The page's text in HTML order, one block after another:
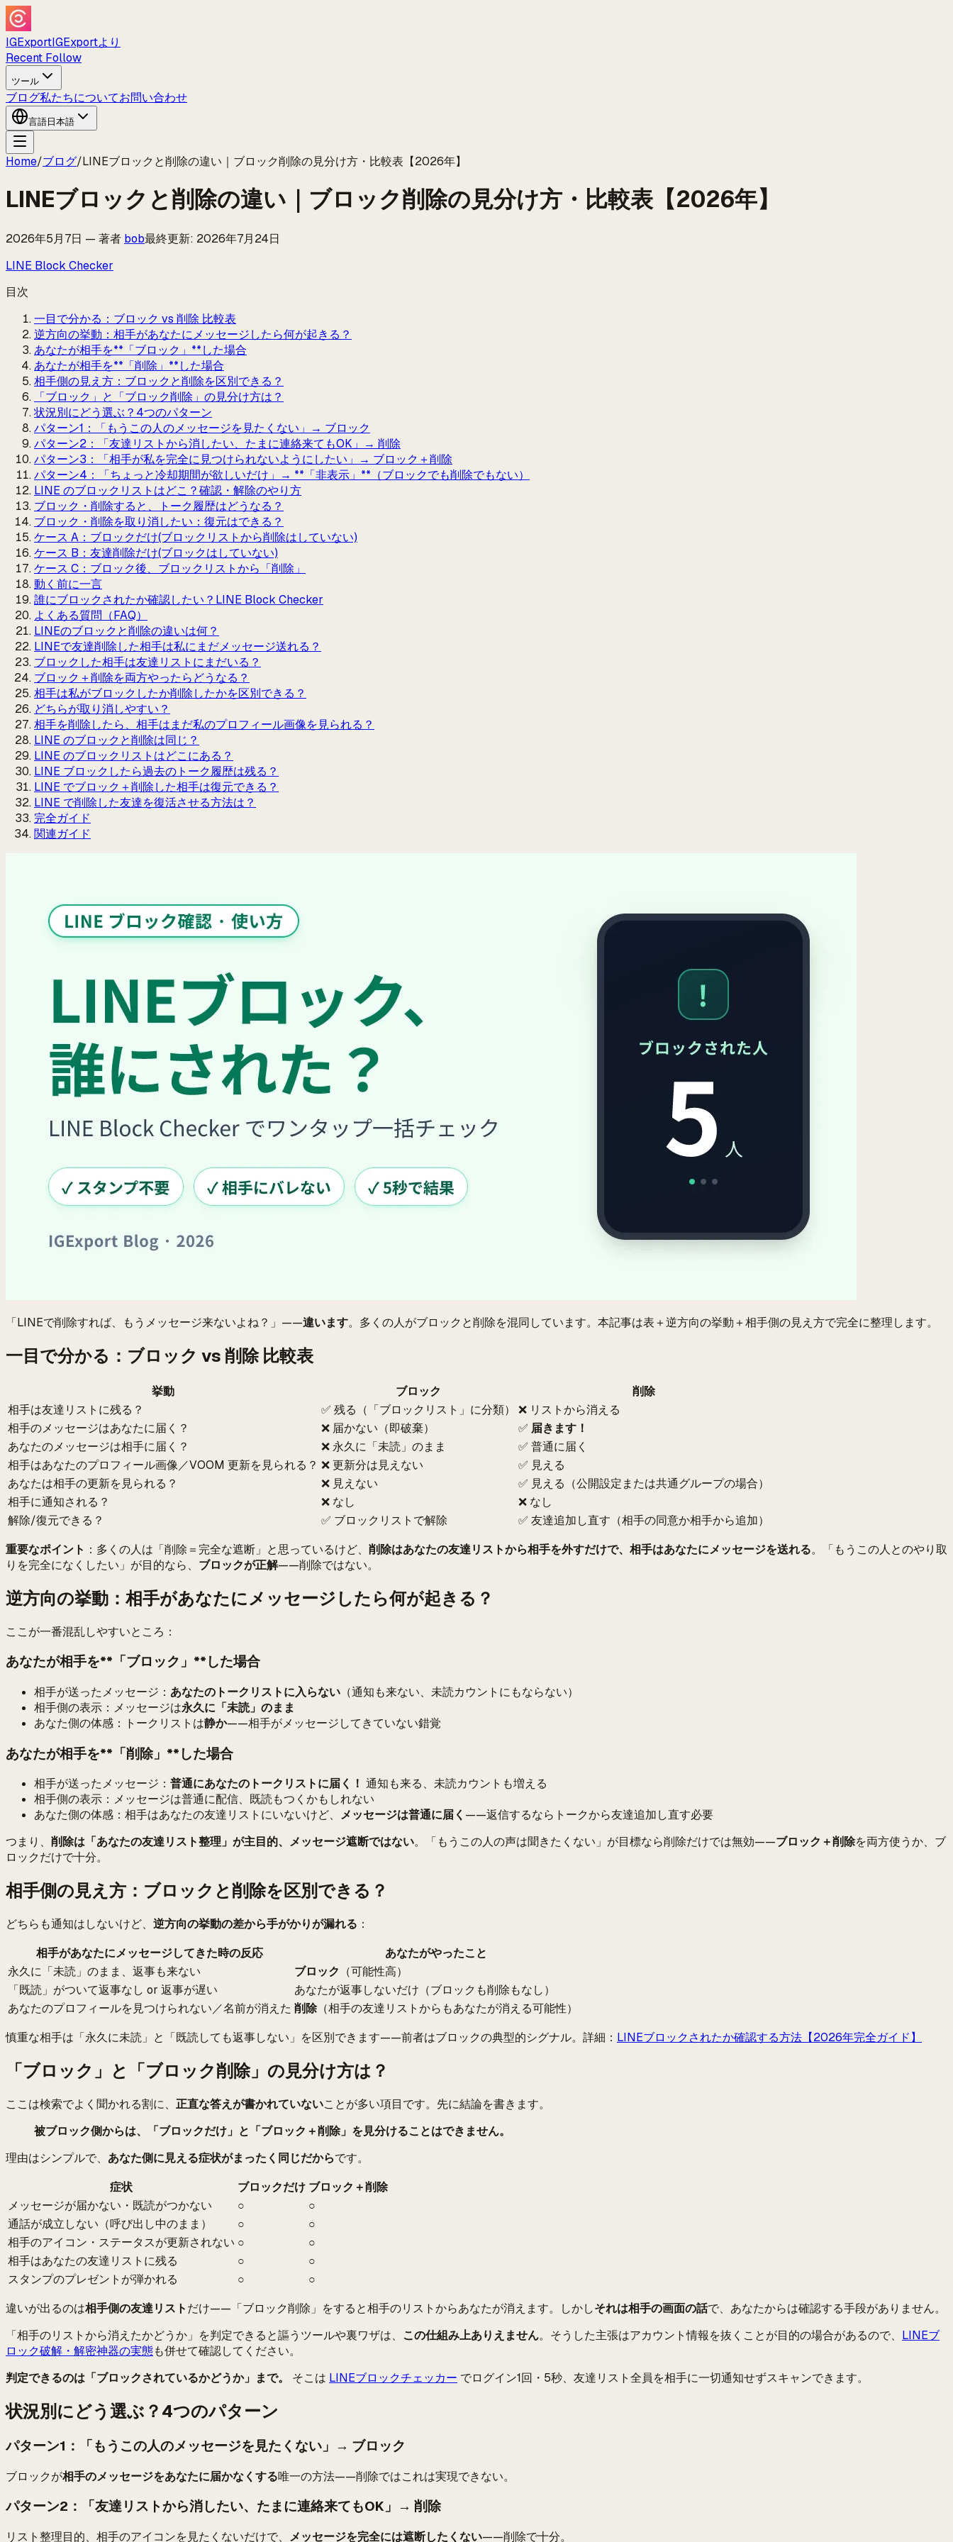
IGExportIGExportより
Recent Follow
ツール
ブログ私たちについてお問い合わせ
言語 日本語
Home/ブログ/LINEブロックと削除の違い｜ブロック削除の見分け方・比較表【2026年】
LINEブロックと削除の違い｜ブロック削除の見分け方・比較表【2026年】
2026年5月7日 — 著者 bob最終更新: 2026年7月24日
LINE Block Checker
目次
一目で分かる：ブロック vs 削除 比較表
逆方向の挙動：相手があなたにメッセージしたら何が起きる？
あなたが相手を**「ブロック」**した場合
あなたが相手を**「削除」**した場合
相手側の見え方：ブロックと削除を区別できる？
「ブロック」と「ブロック削除」の見分け方は？
状況別にどう選ぶ？4つのパターン
パターン1：「もうこの人のメッセージを見たくない」→ ブロック
パターン2：「友達リストから消したい、たまに連絡来てもOK」→ 削除
パターン3：「相手が私を完全に見つけられないようにしたい」→ ブロック＋削除
パターン4：「ちょっと冷却期間が欲しいだけ」→ **「非表示」**（ブロックでも削除でもない）
LINE のブロックリストはどこ？確認・解除のやり方
ブロック・削除すると、トーク履歴はどうなる？
ブロック・削除を取り消したい：復元はできる？
ケース A：ブロックだけ(ブロックリストから削除はしていない)
ケース B：友達削除だけ(ブロックはしていない)
ケース C：ブロック後、ブロックリストから「削除」
動く前に一言
誰にブロックされたか確認したい？LINE Block Checker
よくある質問（FAQ）
LINEのブロックと削除の違いは何？
LINEで友達削除した相手は私にまだメッセージ送れる？
ブロックした相手は友達リストにまだいる？
ブロック＋削除を両方やったらどうなる？
相手は私がブロックしたか削除したかを区別できる？
どちらが取り消しやすい？
相手を削除したら、相手はまだ私のプロフィール画像を見られる？
LINE のブロックと削除は同じ？
LINE のブロックリストはどこにある？
LINE ブロックしたら過去のトーク履歴は残る？
LINE でブロック＋削除した相手は復元できる？
LINE で削除した友達を復活させる方法は？
完全ガイド
関連ガイド
「LINEで削除すれば、もうメッセージ来ないよね？」——違います。多くの人がブロックと削除を混同しています。本記事は表＋逆方向の挙動＋相手側の見え方で完全に整理します。
一目で分かる：ブロック vs 削除 比較表
挙動 ブロック
削除
相手は友達リストに残る？
✅ 残る（「ブロックリスト」に分類）
❌ リストから消える
相手のメッセージはあなたに届く？
❌ 届かない（即破棄） ✅ 届きます！
あなたのメッセージは相手に届く？
❌ 永久に「未読」のまま
✅ 普通に届く
相手はあなたのプロフィール画像／VOOM 更新を見られる？ ❌ 更新分は見えない
✅ 見える
あなたは相手の更新を見られる？
❌ 見えない
✅ 見える（公開設定または共通グループの場合）
相手に通知される？
❌ なし
❌ なし
解除/復元できる？
✅ ブロックリストで解除
✅ 友達追加し直す（相手の同意か相手から追加）
重要なポイント ：多くの人は「削除＝完全な遮断」と思っているけど、 削除はあなたの友達リストから相手を外すだけで、相手はあなたにメッセージを送れる。「もうこの人とのやり取
りを完全になくしたい」が目的なら、 ブロックが正解——削除ではない。
逆方向の挙動：相手があなたにメッセージしたら何が起きる？
ここが一番混乱しやすいところ：
あなたが相手を**「ブロック」**した場合
相手が送ったメッセージ： あなたのトークリストに入らない （通知も来ない、未読カウントにもならない）
相手側の表示：メッセージは永久に「未読」のまま
あなた側の体感：トークリストは静か——相手がメッセージしてきていない錯覚
あなたが相手を**「削除」**した場合
相手が送ったメッセージ： 普通にあなたのトークリストに届く！ 通知も来る、未読カウントも増える
相手側の表示：メッセージは普通に配信、既読もつくかもしれない
あなた側の体感：相手はあなたの友達リストにいないけど、 メッセージは普通に届く ——返信するならトークから友達追加し直す必要
つまり、 削除は「あなたの友達リスト整理」が主目的、メッセージ遮断ではない。「もうこの人の声は聞きたくない」が目標なら削除だけでは無効——ブロック＋削除を両方使うか、ブ
ロックだけで十分。
相手側の見え方：ブロックと削除を区別できる？
どちらも通知はしないけど、 逆方向の挙動の差から手がかりが漏れる ：
相手があなたにメッセージしてきた時の反応
あなたがやったこと
永久に「未読」のまま、返事も来ない
ブロック （可能性高）
「既読」がついて返事なし or 返事が遅い
あなたが返事しないだけ（ブロックも削除もなし）
あなたのプロフィールを見つけられない／名前が消えた 削除（相手の友達リストからもあなたが消える可能性）
慎重な相手は「永久に未読」と「既読しても返事しない」を区別できます——前者はブロックの典型的シグナル。詳細： LINEブロックされたか確認する方法【2026年完全ガイド】
「ブロック」と「ブロック削除」の見分け方は？
ここは検索でよく聞かれる割に、 正直な答えが書かれていないことが多い項目です。先に結論を書きます。
被ブロック側からは、「ブロックだけ」と「ブロック＋削除」を見分けることはできません。
理由はシンプルで、 あなた側に見える症状がまったく同じだからです。
症状
ブロックだけ ブロック＋削除
メッセージが届かない・既読がつかない
○
○
通話が成立しない（呼び出し中のまま）
○
○
相手のアイコン・ステータスが更新されない ○
○
相手はあなたの友達リストに残る
○
○
スタンプのプレゼントが弾かれる
○
○
違いが出るのは相手側の友達リストだけ——「ブロック削除」をすると相手のリストからあなたが消えます。しかしそれは相手の画面の話で、あなたからは確認する手段がありません。
「相手のリストから消えたかどうか」を判定できると謳うツールや裏ワザは、 この仕組み上ありえません。そうした主張はアカウント情報を抜くことが目的の場合があるので、 LINEブ
ロック破解・解密神器の実態も併せて確認してください。
判定できるのは「ブロックされているかどうか」まで。
そこは LINEブロックチェッカー でログイン1回・5秒、友達リスト全員を相手に一切通知せずスキャンできます。
状況別にどう選ぶ？4つのパターン
パターン1：「もうこの人のメッセージを見たくない」→ ブロック
ブロックが相手のメッセージをあなたに届かなくする唯一の方法——削除ではこれは実現できない。
パターン2：「友達リストから消したい、たまに連絡来てもOK」→ 削除
リスト整理目的、相手のアイコンを見たくないだけで、 メッセージを完全には遮断したくない——削除で十分。